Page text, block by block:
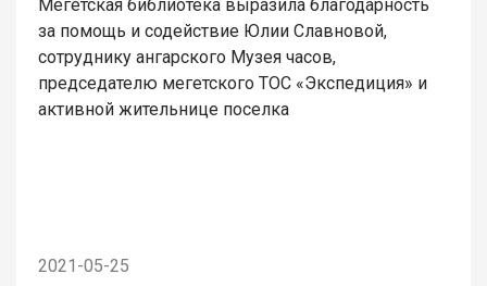
Мегетская библиотека выразила благодарность
за помощь и содействие Юлии Славновой,
сотруднику ангарского Музея часов,
председателю мегетского ТОС «Экспедиция» и
активной жительнице поселка
2021-05-25